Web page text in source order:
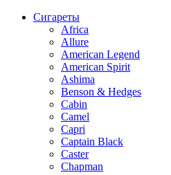
Сигареты
Africa
Allure
American Legend
American Spirit
Ashima
Benson & Hedges
Cabin
Camel
Capri
Captain Black
Caster
Chapman